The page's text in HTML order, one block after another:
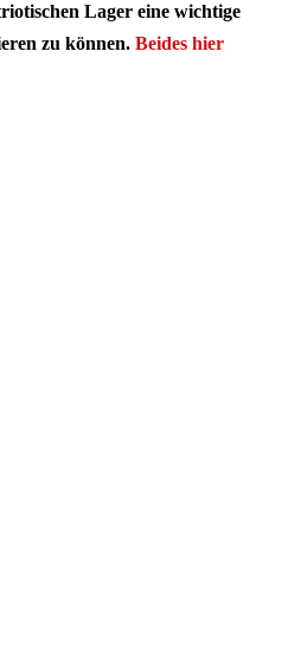
Lager eine wichtige
zu können. Beides hier